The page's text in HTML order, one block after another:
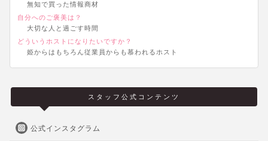
無知で買った情報商材
自分へのご褒美は？
大切な人と過ごす時間
どういうホストになりたいですか？
姫からはもちろん従業員からも慕われるホスト
スタッフ公式コンテンツ
公式インスタグラム